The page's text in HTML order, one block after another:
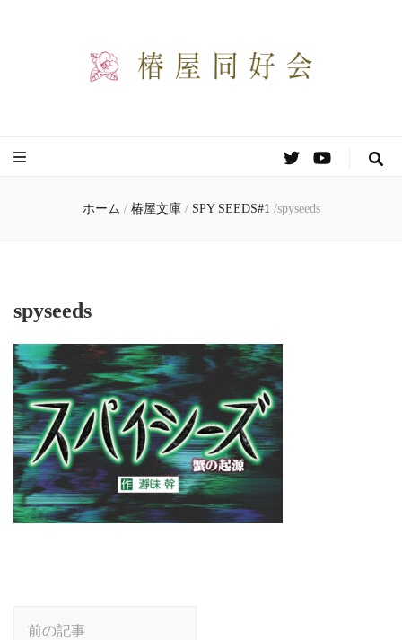
ホーム / 椿屋文庫 / SPY SEEDS#1 /spyseeds
spyseeds
前の記事